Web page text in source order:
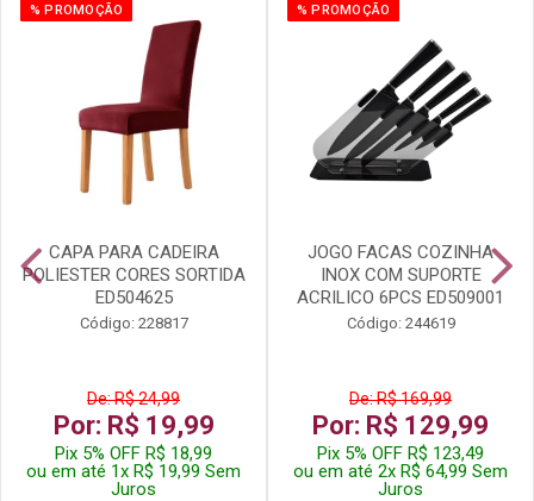
% PROMOÇÃO
CAPA PARA CADEIRA
POLIESTER CORES SORTIDA
ED504625
Código: 228817
De: R$ 24,99
Por: R$ 19,99
Pix 5% OFF R$ 18,99
ou em até 1x R$ 19,99 Sem
Juros
% PROMOÇÃO
JOGO FACAS COZINHA
INOX COM SUPORTE
ACRILICO 6PCS ED509001
Código: 244619
De: R$ 169,99
Por: R$ 129,99
Pix 5% OFF R$ 123,49
ou em até 2x R$ 64,99 Sem
Juros